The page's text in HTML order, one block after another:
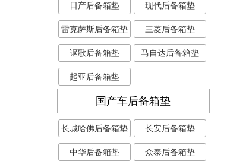
日产后备箱垫 现代后备箱垫
雷克萨斯后备箱垫 三菱后备箱垫
讴歌后备箱垫 马自达后备箱垫
起亚后备箱垫
国产车后备箱垫
长城哈佛后备箱垫 长安后备箱垫
中华后备箱垫 众泰后备箱垫